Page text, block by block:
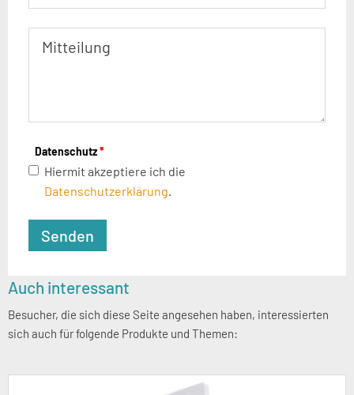
Datenschutz*
Hiermit akzeptiere ich die
Datenschutzerklärung.
Seitenspalte
Auch interessant
Besucher, die sich diese Seite angesehen haben, interessierten
sich auch für folgende Produkte und Themen: